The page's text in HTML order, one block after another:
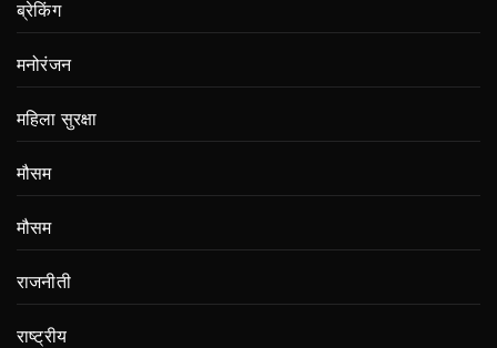
ब्रेकिंग
मनोरंजन
महिला सुरक्षा
मौसम
मौसम
राजनीती
राष्ट्रीय